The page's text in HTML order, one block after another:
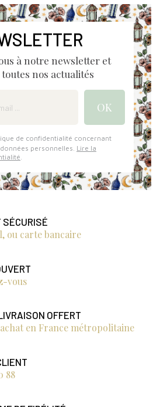
à notre newsletter et
nos actualités
de confidentialité concernant
personnelles. Lire la
SÉCURISÉ
ou carte bancaire
vous
OFFERT
en France métropolitaine
88